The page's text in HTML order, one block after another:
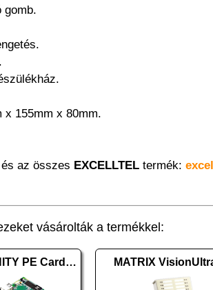
gomb.
x 155mm x 80mm.
az összes EXCELLTEL termék:
vásárolták a termékkel:
MATRIX ETERNITY PE Card VoIP8 MATRIX